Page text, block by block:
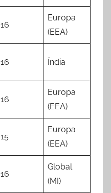
16
Europa
(EEA)
16 Índia
16
Europa
(EEA)
15
Europa
(EEA)
16
Global
(MI)